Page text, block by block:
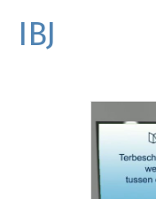
IBJ